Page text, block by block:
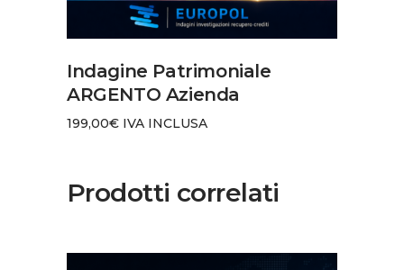
AGGIUNGI AL CARRELLO
Indagine Patrimoniale
ARGENTO Azienda
199,00€ IVA INCLUSA
Prodotti correlati